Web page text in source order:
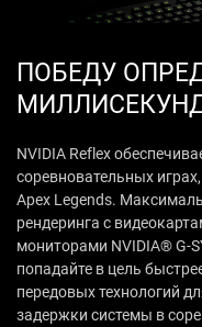
ПОБЕДУ
NVIDIA Reflex
соревновательных
Apex Legends.
рендеринга с
мониторами NVIDIA® G-
попадайте в цель
передовых технологий
задержки системы в